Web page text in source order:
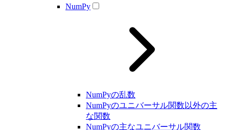
NumPy
NumPyの乱数
NumPyのユニバーサル関数以外の主
な関数
NumPyの主なユニバーサル関数